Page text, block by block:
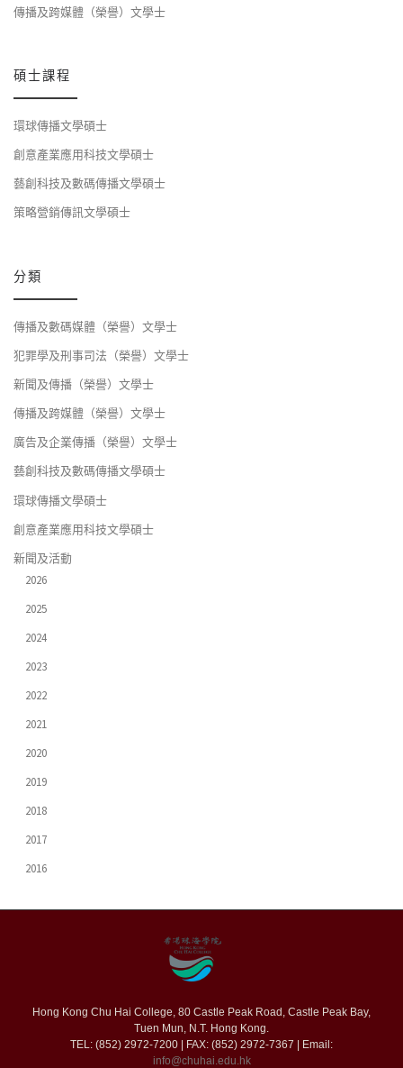
傳播及跨媒體（榮譽）文學士
碩士課程
環球傳播文學碩士
創意產業應用科技文學碩士
藝創科技及數碼傳播文學碩士
策略營銷傳訊文學碩士
分類
傳播及數碼媒體（榮譽）文學士
犯罪學及刑事司法（榮譽）文學士
新聞及傳播（榮譽）文學士
傳播及跨媒體（榮譽）文學士
廣告及企業傳播（榮譽）文學士
藝創科技及數碼傳播文學碩士
環球傳播文學碩士
創意產業應用科技文學碩士
新聞及活動
2026
2025
2024
2023
2022
2021
2020
2019
2018
2017
2016
Hong Kong Chu Hai College, 80 Castle Peak Road, Castle Peak Bay,
Tuen Mun, N.T. Hong Kong.
TEL: (852) 2972-7200 | FAX: (852) 2972-7367 | Email:
info@chuhai.edu.hk